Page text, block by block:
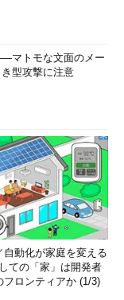
マトモな文面のメー
型攻撃に注意
自動化が家庭を変える
の「家」は開発者
フロンティアか (1/3)